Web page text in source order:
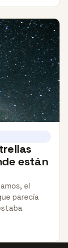
están
el
parecía